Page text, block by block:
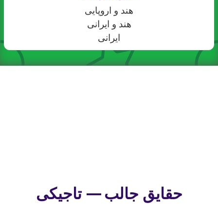
هند و اروپایی
هند و ایرانی
ایرانی
حقایق جالب — تاجیکی